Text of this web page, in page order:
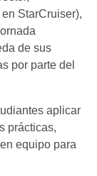
StarCruiser),
de sus
por parte del
aplicar
prácticas,
equipo para